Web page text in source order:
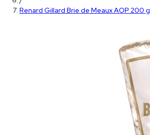
Renard Gillard Brie de Meaux AOP 200 g